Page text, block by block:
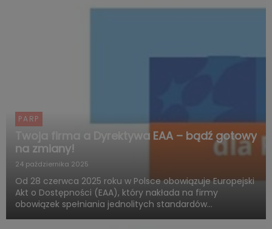
PARP
Twoja firma a Dyrektywa EAA – bądź gotowy
na zmiany!
24 października 2025
Od 28 czerwca 2025 roku w Polsce obowiązuje Europejski
Akt o Dostępności (EAA), który nakłada na firmy
obowiązek spełniania jednolitych standardów